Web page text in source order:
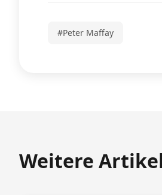
#Peter Maffay
Weitere